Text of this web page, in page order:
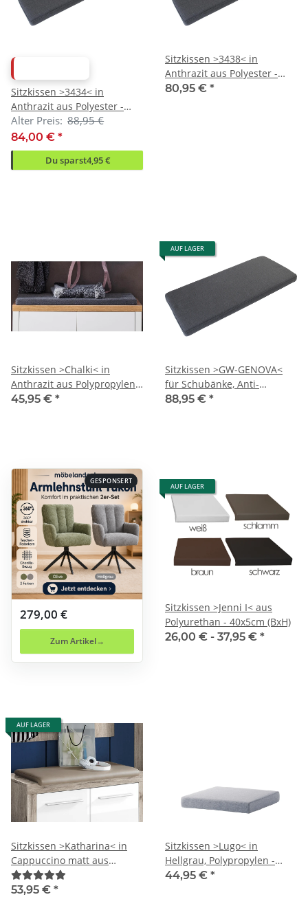
Sitzkissen >3434< in
Anthrazit aus Polyester -
89x5x36cm (BxHxT)
Alter Preis: 88,95 €
84,00 € *
Du sparst4,95 €
Sitzkissen >3438< in
Anthrazit aus Polyester -
72x6x33cm (BxHxT)
80,95 € *
Sitzkissen >Chalki< in
Anthrazit aus Polypropylen -
85x4x34cm (BxHxT)
45,95 € *
AUF LAGER
Sitzkissen >GW-GENOVA<
für Schubänke, Anti-
Rutschpads, Anthrazit -
88,95 € *
GESPONSERT
279,00 €
Zum Artikel
AUF LAGER
Sitzkissen >Jenni I< aus
Polyurethan - 40x5cm (BxH)
26,00 € - 37,95 € *
AUF LAGER
Sitzkissen >Katharina< in
Cappuccino matt aus
Polyester - 70x36cm (BxT)
53,95 € *
Sitzkissen >Lugo< in
Hellgrau, Polypropylen -
61x10x61cm (BxHxT)
44,95 € *